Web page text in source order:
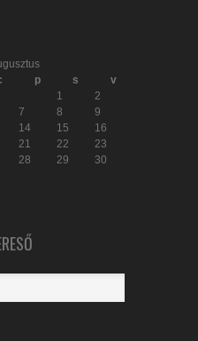
p s
v
1
2
7 8
9
14 15
16
21 22
23
28 29
30